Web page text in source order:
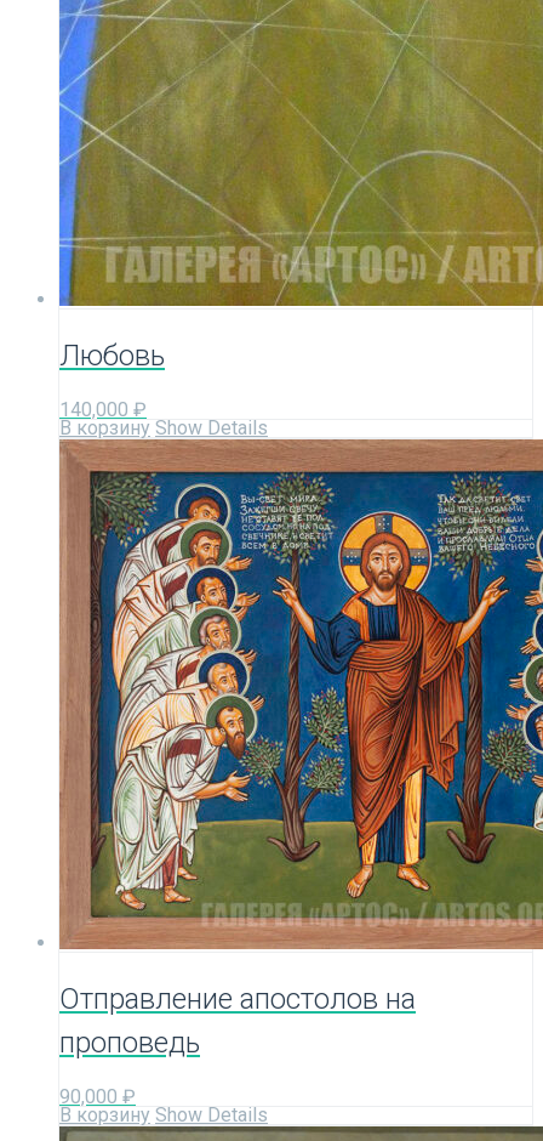
Любовь
140,000 ₽
В корзину Show Details
Отправление апостолов на
проповедь
90,000 ₽
В корзину Show Details